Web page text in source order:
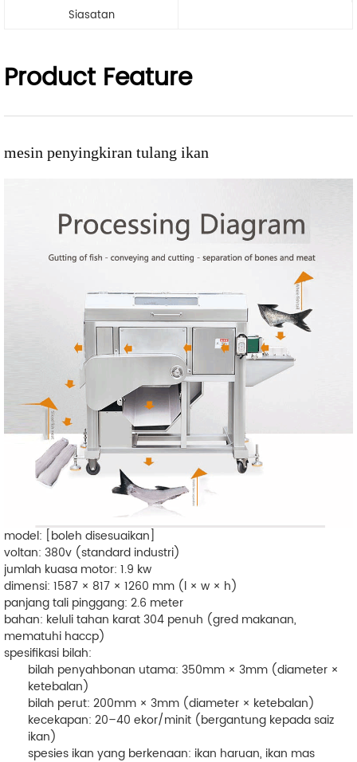
Siasatan
Product Feature
mesin penyingkiran tulang ikan
model: [boleh disesuaikan]
voltan: 380v (standard industri)
jumlah kuasa motor: 1.9 kw
dimensi: 1587 × 817 × 1260 mm (l × w × h)
panjang tali pinggang: 2.6 meter
bahan: keluli tahan karat 304 penuh (gred makanan,
mematuhi haccp)
spesifikasi bilah:
bilah penyahbonan utama: 350mm × 3mm (diameter ×
ketebalan)
bilah perut: 200mm × 3mm (diameter × ketebalan)
kecekapan: 20–40 ekor/minit (bergantung kepada saiz
ikan)
spesies ikan yang berkenaan: ikan haruan, ikan mas